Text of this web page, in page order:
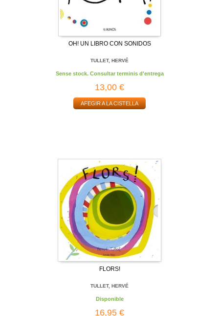
OH! UN LIBRO CON SONIDOS
TULLET, HERVÉ
Sense stock. Consultar terminis d'entrega
13,00 €
AFEGIR A LA CISTELLA
FLORS!
TULLET, HERVÉ
Disponible
16,95 €